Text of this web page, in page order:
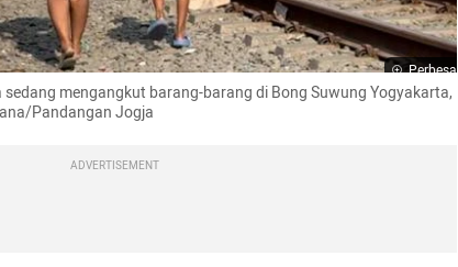
Perbesar
mengangkut barang-barang di Bong Suwung Yogyakarta,
Pandangan Jogja
ADVERTISEMENT